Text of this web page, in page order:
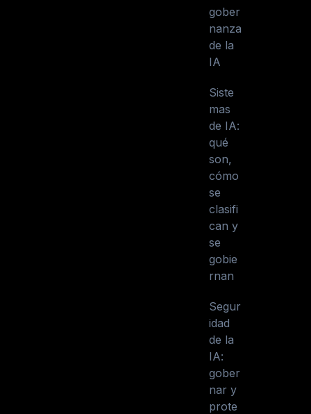
gober
nanza
de la
IA
Siste
mas
de IA:
qué
son,
cómo
se
clasifi
can y
se
gobie
rnan
Segur
idad
de la
IA:
gober
nar y
prote